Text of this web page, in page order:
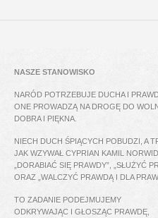
NASZE STANOWISKO
NARÓD POTRZEBUJE DUCHA I
ONE PROWADZĄ NA DROGĘ DO
DOBRA I PIĘKNA.
NIECH DUCH ŚPIĄCYCH POBUDZI, A
JAK WZYWAŁ CYPRIAN KAMIL
„DORABIAĆ SIĘ PRAWDY”, „SŁUŻYĆ
ORAZ „WALCZYĆ PRAWDĄ I DLA
TO ZADANIE PODEJMUJEMY
ODKRYWAJĄC I GŁOSZĄC PRAWDĘ,